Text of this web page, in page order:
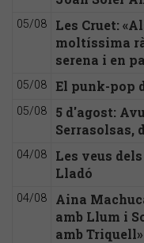
05/08
Les Cruet:
moltíssima
serena i en
05/08 El punk-pop
05/08
5 d'agost:
Serrasolsas,
04/08
Les veus
Lladó
04/08
Aina
amb Llum i
amb Triquell»